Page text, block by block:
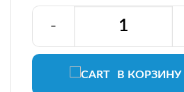
В КОРЗИНУ
-